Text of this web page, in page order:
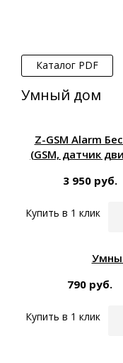
Каталог PDF
Умный дом
Z-GSM Alarm
(GSM, датчик
3 950 руб.
Купить в 1 клик
790 руб.
Купить в 1 клик